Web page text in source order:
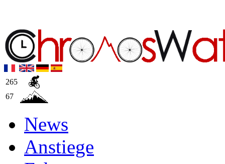
265
67
News
Anstiege